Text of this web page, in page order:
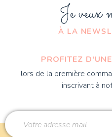
Je veux
À LA
PROFITEZ
lors de la première
inscrivant à